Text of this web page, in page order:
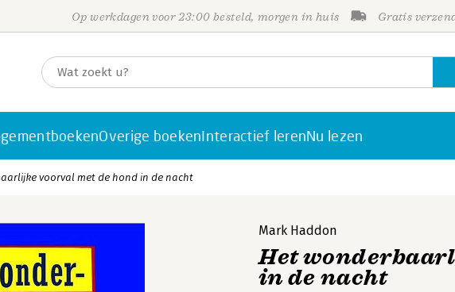
Op werkdagen voor 23:00 besteld, morgen in huis Gratis
Overige boekenInteractief lerenNu lezen
voorval met de hond in de nacht
Mark Haddon
Het
in de nacht